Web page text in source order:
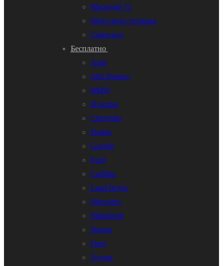
Масштаб 72
Мото-вело техника
Самосвал
Бесплатно
Audi
Alfa Romeo
BMW
Hyundai
Chevrolet
Dodge
Gazelle
Ford
Cadillac
Land Rover
Mercedes
Mitsubishi
Nissan
Opel
Toyota